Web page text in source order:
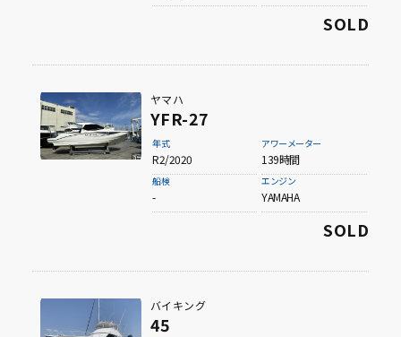
SOLD
ヤマハ
YFR-27
年式
R2/2020
アワーメーター
139時間
船検
-
エンジン
YAMAHA
SOLD
バイキング
45